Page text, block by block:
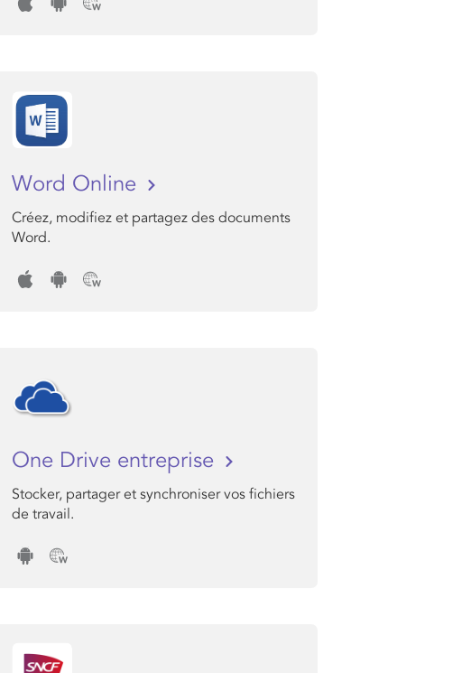
Word Online
Créez, modifiez et partagez des documents
Word.
One Drive entreprise
Stocker, partager et synchroniser vos fichiers
de travail.